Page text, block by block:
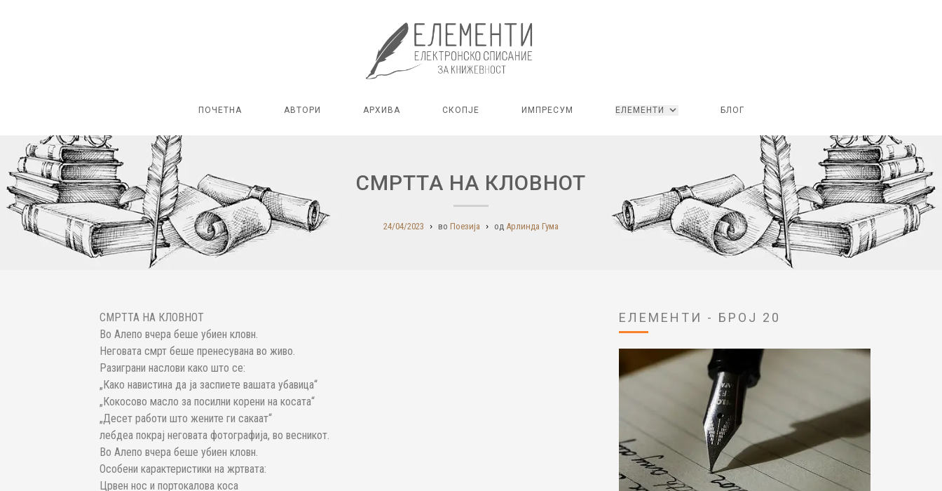
ПОЧЕТНА АВТОРИ АРХИВА СКОПЈЕ ИМПРЕСУМ ЕЛЕМЕНТИ БЛОГ
СМРТТА НА КЛОВНОТ
24/04/2023 во Поезија од Арлинда Гума
СМРТТА НА КЛОВНОТ
Во Алепо вчера беше убиен кловн.
Неговата смрт беше пренесувана во живо.
Разиграни наслови како што се:
„Како навистина да ја заспиете вашата убавица“
„Кокосово масло за посилни корени на косата“
„Десет работи што жените ги сакаат“
лебдеа покрај неговата фотографија, во весникот.
Во Алепо вчера беше убиен кловн.
Особени карактеристики на жртвата:
Црвен нос и портокалова коса
ЕЛЕМЕНТИ - БРОЈ 20